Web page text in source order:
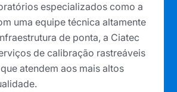
especializados como a
uma equipe técnica altamente
de ponta, a Ciatec
de calibração rastreáveis
atendem aos mais altos